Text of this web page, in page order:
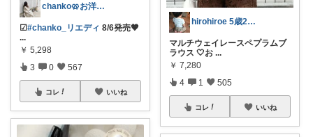
chanko🥨お洋服/出産準備💗
☑︎#chanko_リエディ 8/6発売🤎
...
￥ 5,298
3 0 567
コレ いいね
hirohiroe 5歳2歳👦👧
マルチウェイレースペプラムブ
ラウス 🤍お ...
￥ 7,280
4 1 505
コレ いいね